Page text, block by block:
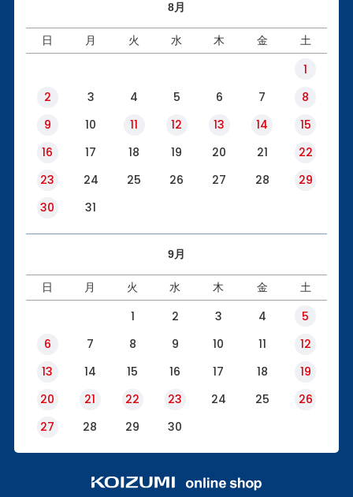
8月
日 月 火 水 木 金 土
1
2
3 4 5 6 7
8
9
10 11 12 13 14
15
16
17 18 19 20 21
22
23
24 25 26 27 28
29
30
31
9月
日 月 火 水 木 金 土
1 2 3 4
5
6
7 8 9 10 11
12
13
14 15 16 17 18
19
20
21 22 23 24 25
26
27
28 29 30